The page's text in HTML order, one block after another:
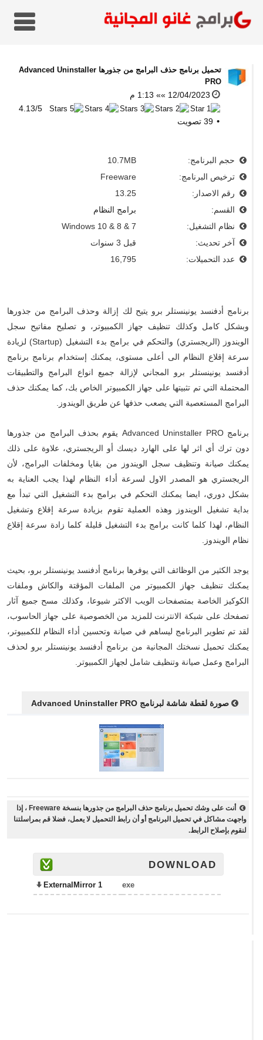
تحميل برنامج حذف البرامج من جذورها Advanced Uninstaller
PRO
12/04/2023 »» 1:13 م
4.13/5
39تصويت
حجم البرنامج:
10.7MB
ترخيص البرنامج:
Freeware
رقم الاصدار:
13.25
القسم:
برامج النظام
نظام التشغيل:
Windows 10 & 8 & 7
آخر تحديث:
قبل 3 سنوات
عدد التحميلات:
16,795
برنامج أدفنسد يونينستلر برو يتيح لك إزالة وحذف البرامج من جذورها
وبشكل كامل وكذلك تنظيف جهاز الكمبيوتر، و تصليح مفاتيح سجل
الويندوز (الريجستري) والتحكم في برامج بدء التشغيل (Startup) لزيادة
سرعة إقلاع النظام الى أعلى مستوى، يمكنك إستخدام برنامج برنامج
أدفنسد يونينستلر برو المجاني لإزالة جميع انواع البرامج والتطبيقات
المحتملة التي تم تثبيتها على جهاز الكمبيوتر الخاص بك، كما يمكنك حذف
البرامج المستعصية التي يصعب حذفها عن طريق الويندوز.
برنامج Advanced Uninstaller PRO يقوم بحذف البرامج من جذورها
دون ترك أي اثر لها على الهارد ديسك أو الريجستري، علاوة على ذلك
يمكنك صيانة وتنظيف سجل الويندوز من بقايا ومخلفات البرامج، لأن
الريجستري هو المصدر الاول لسرعة أداء النظام لهذا يجب العناية به
بشكل دوري، ايضا يمكنك التحكم في برامج بدء التشغيل التي تبدأ مع
بداية تشغيل الويندوز وهذه العملية تقوم بزيادة سرعة إقلاع وتشغيل
النظام، لهذا كلما كانت برامج بدء التشغيل قليلة كلما زادة سرعة إقلاع
نظام الويندوز.
يوجد الكثير من الوظائف التي يوفرها برنامج أدفنسد يونينستلر برو، بحيث
يمكنك تنظيف جهاز الكمبيوتر من الملفات المؤقتة والكاش وملفات
الكوكيز الخاصة بمتصفحات الويب الاكثر شيوعا، وكذلك مسح جميع آثار
تصفحك على شبكة الانترنت للمزيد من الخصوصية على جهاز الحاسوب،
لقد تم تطوير البرنامج ليساهم في صيانة وتحسين أداء النظام للكمبيوتر،
يمكنك تحميل نسختك المجانية من برنامج أدفنسد يونينستلر برو لحذف
البرامج وعمل صيانة وتنظيف شامل لجهاز الكمبيوتر.
صورة لقطة شاشة لبرنامج Advanced Uninstaller PRO
أنت على وشك تحميل برنامج حذف البرامج من جذورها بنسخة Freeware ، إذا
واجهت مشاكل في تحميل البرنامج أو أن رابط التحميل لا يعمل، فضلا قم بمراسلتنا
لنقوم بإصلاح الرابط.
DOWNLOAD
exe
ExternalMirror 1